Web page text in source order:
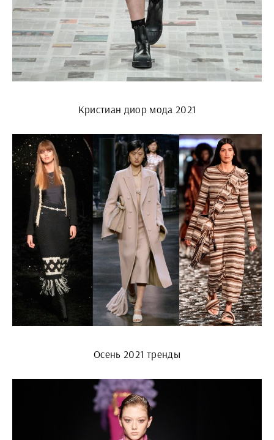
Кристиан диор мода 2021
Осень 2021 тренды